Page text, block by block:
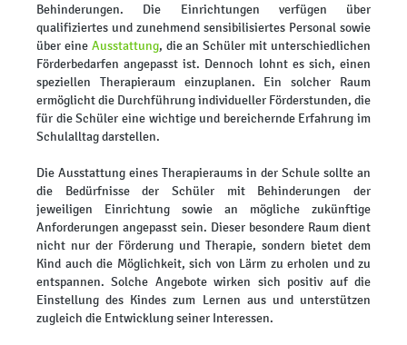
Behinderungen. Die Einrichtungen verfügen über
qualifiziertes und zunehmend sensibilisiertes Personal sowie
über eine Ausstattung, die an Schüler mit unterschiedlichen
Förderbedarfen angepasst ist. Dennoch lohnt es sich, einen
speziellen Therapieraum einzuplanen. Ein solcher Raum
ermöglicht die Durchführung individueller Förderstunden, die
für die Schüler eine wichtige und bereichernde Erfahrung im
Schulalltag darstellen.
Die Ausstattung eines Therapieraums in der Schule sollte an
die Bedürfnisse der Schüler mit Behinderungen der
jeweiligen Einrichtung sowie an mögliche zukünftige
Anforderungen angepasst sein. Dieser besondere Raum dient
nicht nur der Förderung und Therapie, sondern bietet dem
Kind auch die Möglichkeit, sich von Lärm zu erholen und zu
entspannen. Solche Angebote wirken sich positiv auf die
Einstellung des Kindes zum Lernen aus und unterstützen
zugleich die Entwicklung seiner Interessen.